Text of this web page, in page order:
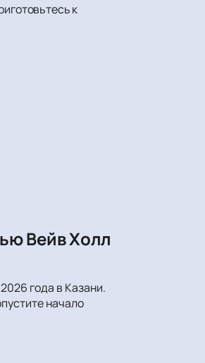
к
Вейв Холл
года в Казани.
начало